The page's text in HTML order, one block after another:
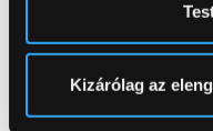
módjairól és adja meg
pontban. Bármikor
Sütinyilatkozathoz való
Kizárólag az